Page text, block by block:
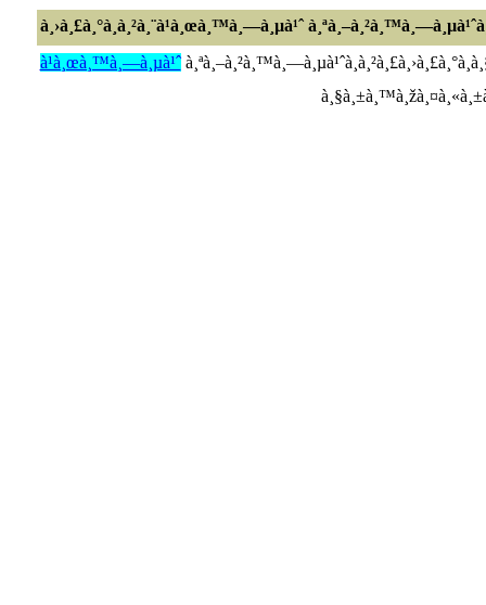
à¸›à¸£à¸°à¸à¸²à¸¨à¹à¸œà¸™à¸—à¸µà¹ˆ
à¹à¸œà¸™à¸—à¸µà¹ˆ